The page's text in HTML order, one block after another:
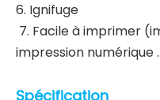
6. Ignifuge
7. Facile à imprimer
impression numérique
Spécification